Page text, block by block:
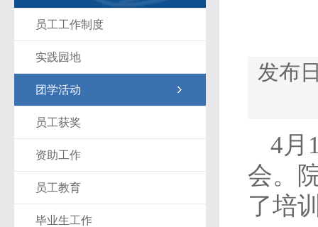
员工工作制度
实践园地
团学活动
员工获奖
资助工作
员工教育
毕业生工作
发布
4月
会。
了培